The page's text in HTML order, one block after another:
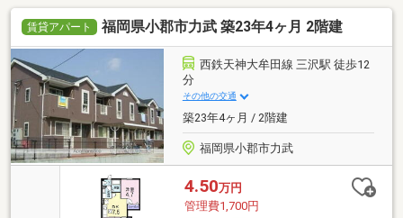
賃貸アパート 福岡県小郡市力武 築23年4ヶ月 2階建
西鉄天神大牟田線 三沢駅 徒歩12
分
その他の交通
築23年4ヶ月 / 2階建
福岡県小郡市力武
4.50万円
管理費1,700円